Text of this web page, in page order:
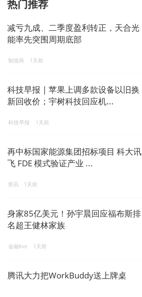
热门推荐
减亏九成、二季度盈利转正，天合光
能率先突围周期底部
制造局 1天前
科技早报 | 苹果上调多款设备以旧换
新回收价；宇树科技回应机...
科技早报 1天前
再中标国家能源集团招标项目 科大讯
飞 FDE 模式验证产业 ...
资讯 1天前
身家85亿美元！孙宇晨回应福布斯排
名超王健林家族
金融live 1天前
腾讯大力把WorkBuddy送上牌桌